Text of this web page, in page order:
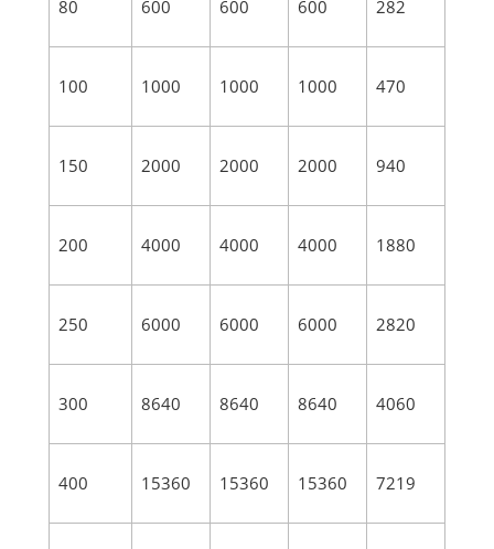
80 600 600 600 282
100 1000 1000 1000 470
150 2000 2000 2000 940
200 4000 4000 4000 1880
250 6000 6000 6000 2820
300 8640 8640 8640 4060
400 15360 15360 15360 7219